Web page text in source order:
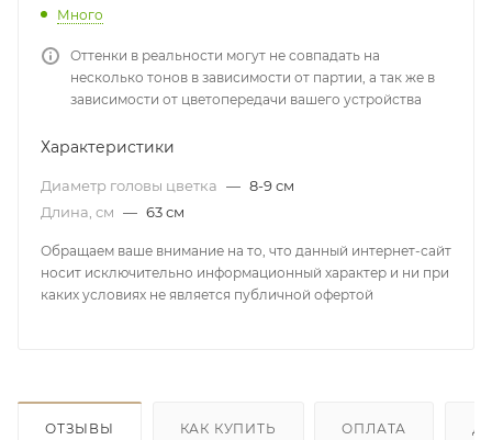
Много
Оттенки в реальности могут не совпадать на
несколько тонов в зависимости от партии, а так же в
зависимости от цветопередачи вашего устройства
Характеристики
Диаметр головы цветка — 8-9 см
Длина, см — 63 см
Обращаем ваше внимание на то, что данный интернет-сайт
носит исключительно информационный характер и ни при
каких условиях не является публичной офертой
ОТЗЫВЫ КАК КУПИТЬ ОПЛАТА